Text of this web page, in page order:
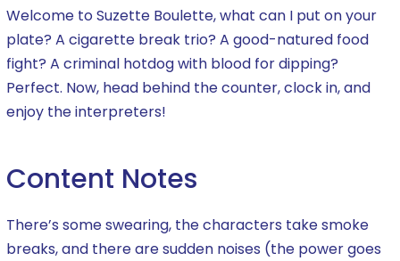
Welcome to Suzette Boulette, what can I put on your
plate? A cigarette break trio? A good-natured food
fight? A criminal hotdog with blood for dipping?
Perfect. Now, head behind the counter, clock in, and
enjoy the interpreters!
Content Notes
There’s some swearing, the characters take smoke
breaks, and there are sudden noises (the power goes